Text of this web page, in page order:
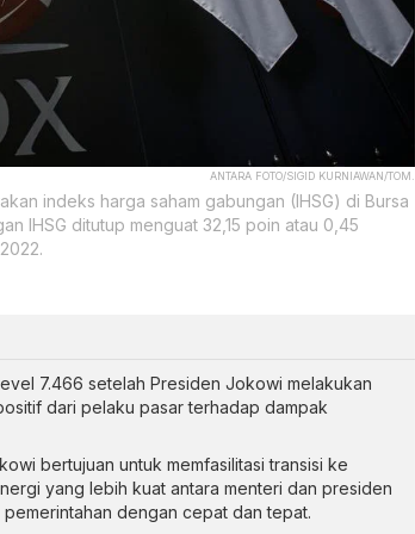
ANTARA FOTO/SIGID KURNIAWAN/TOM.
indeks harga saham gabungan (IHSG) di Bursa
IHSG ditutup menguat 32,15 poin atau 0,45
7.466 setelah Presiden Jokowi melakukan
dari pelaku pasar terhadap dampak
bertujuan untuk memfasilitasi transisi ke
yang lebih kuat antara menteri dan presiden
dengan cepat dan tepat.